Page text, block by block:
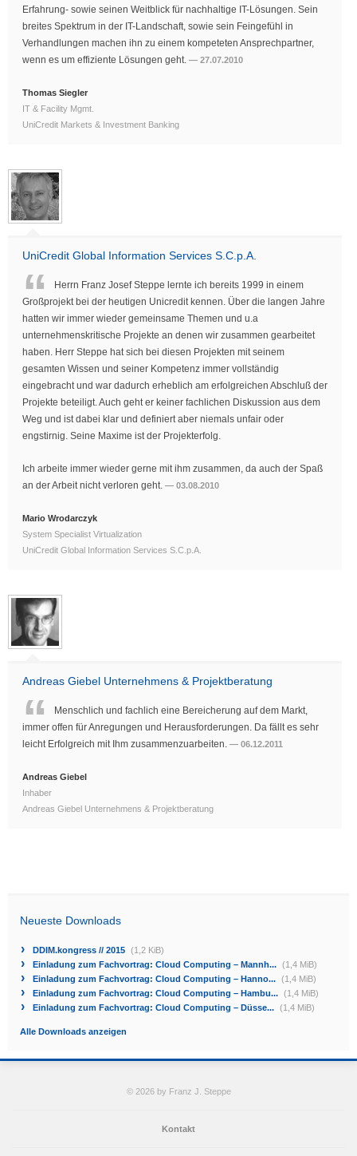
Erfahrung- sowie seinen Weitblick für nachhaltige IT-Lösungen. Sein
breites Spektrum in der IT-Landschaft, sowie sein Feingefühl in
Verhandlungen machen ihn zu einem kompeteten Ansprechpartner,
wenn es um effiziente Lösungen geht.
27.07.2010
Thomas Siegler
IT & Facility Mgmt.
UniCredit Markets & Investment Banking
UniCredit Global Information Services S.C.p.A.
Herrn Franz Josef Steppe lernte ich bereits 1999 in einem
Großprojekt bei der heutigen Unicredit kennen. Über die langen Jahre
hatten wir immer wieder gemeinsame Themen und u.a
unternehmenskritische Projekte an denen wir zusammen gearbeitet
haben. Herr Steppe hat sich bei diesen Projekten mit seinem
gesamten Wissen und seiner Kompetenz immer vollständig
eingebracht und war dadurch erheblich am erfolgreichen Abschluß der
Projekte beteiligt. Auch geht er keiner fachlichen Diskussion aus dem
Weg und ist dabei klar und definiert aber niemals unfair oder
engstirnig. Seine Maxime ist der Projekterfolg.
Ich arbeite immer wieder gerne mit ihm zusammen, da auch der Spaß
an der Arbeit nicht verloren geht.
03.08.2010
Mario Wrodarczyk
System Specialist Virtualization
UniCredit Global Information Services S.C.p.A.
Andreas Giebel Unternehmens & Projektberatung
Menschlich und fachlich eine Bereicherung auf dem Markt,
immer offen für Anregungen und Herausforderungen. Da fällt es sehr
leicht Erfolgreich mit Ihm zusammenzuarbeiten.
06.12.2011
Andreas Giebel
Inhaber
Andreas Giebel Unternehmens & Projektberatung
Neueste Downloads
DDIM.kongress // 2015 (1,2 KiB)
Einladung zum Fachvortrag: Cloud Computing – Mannh... (1,4 MiB)
Einladung zum Fachvortrag: Cloud Computing – Hanno... (1,4 MiB)
Einladung zum Fachvortrag: Cloud Computing – Hambu... (1,4 MiB)
Einladung zum Fachvortrag: Cloud Computing – Düsse... (1,4 MiB)
Alle Downloads anzeigen
© 2026 by Franz J. Steppe
Kontakt